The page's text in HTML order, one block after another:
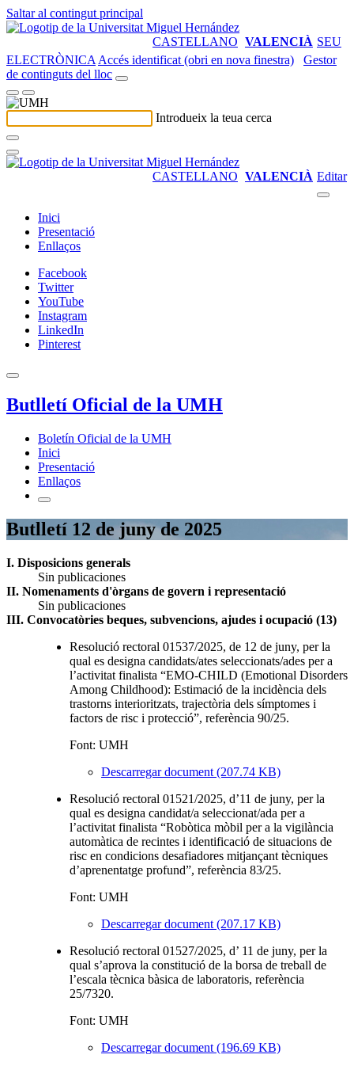
Saltar al contingut principal
CASTELLANO VALENCIÀ SEU
ELECTRÒNICA Accés identificat (obri en nova finestra)
Gestor
de continguts del lloc
Introdueix la teua cerca
CASTELLANO VALENCIÀ Editar
Inici
Presentació
Enllaços
Facebook
Twitter
YouTube
Instagram
LinkedIn
Pinterest
Butlletí Oficial de la UMH
Boletín Oficial de la UMH
Inici
Presentació
Enllaços
Butlletí 12 de juny de 2025
I. Disposicions generals
Sin publicaciones
II. Nomenaments d'òrgans de govern i representació
Sin publicaciones
III. Convocatòries beques, subvencions, ajudes i ocupació (13)
Resolució rectoral 01537/2025, de 12 de juny, per la
qual es designa candidats/ates seleccionats/ades per a
l’activitat finalista “EMO-CHILD (Emotional Disorders
Among Childhood): Estimació de la incidència dels
trastorns interioritzats, trajectòria dels símptomes i
factors de risc i protecció”, referència 90/25.
Font: UMH
Descarregar document (207.74 KB)
Resolució rectoral 01521/2025, d’11 de juny, per la
qual es designa candidat/a seleccionat/ada per a
l’activitat finalista “Robòtica mòbil per a la vigilància
automàtica de recintes i identificació de situacions de
risc en condicions desafiadores mitjançant tècniques
d’aprenentatge profund”, referència 83/25.
Font: UMH
Descarregar document (207.17 KB)
Resolució rectoral 01527/2025, d’ 11 de juny, per la
qual s’aprova la constitució de la borsa de treball de
l’escala tècnica bàsica de laboratoris, referència
25/7320.
Font: UMH
Descarregar document (196.69 KB)